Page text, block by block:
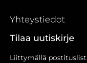
Yhteystiedot
Tilaa uutiskirje
Liittymällä